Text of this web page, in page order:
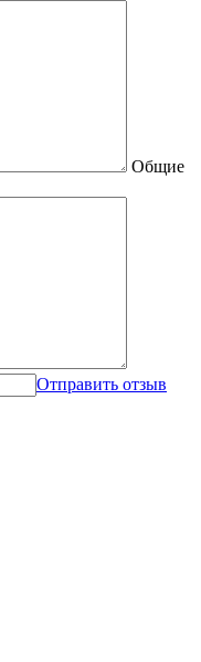
Общие
Отправить отзыв